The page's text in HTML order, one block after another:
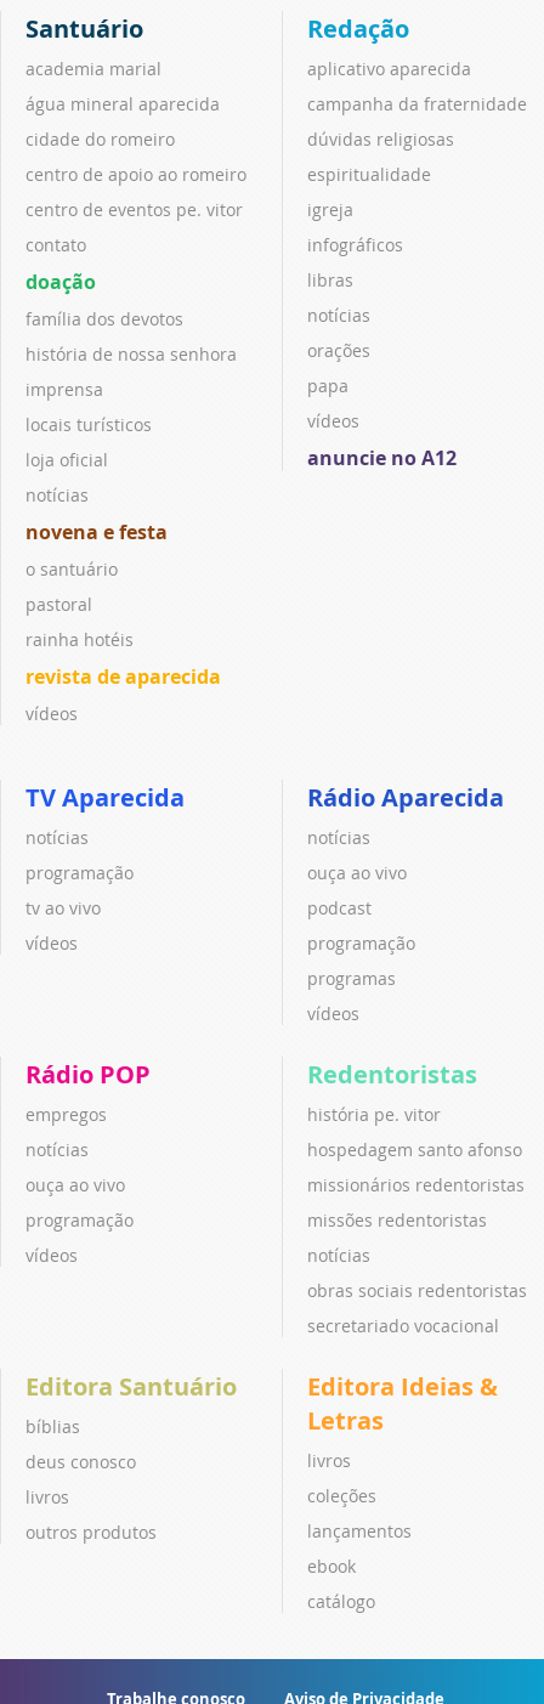
Santuário
academia marial
água mineral aparecida
cidade do romeiro
centro de apoio ao romeiro
centro de eventos pe. vitor
contato
doação
família dos devotos
história de nossa senhora
imprensa
locais turísticos
loja oficial
notícias
novena e festa
o santuário
pastoral
rainha hotéis
revista de aparecida
vídeos
Redação
aplicativo aparecida
campanha da fraternidade
dúvidas religiosas
espiritualidade
igreja
infográficos
libras
notícias
orações
papa
vídeos
anuncie no A12
TV Aparecida
notícias
programação
tv ao vivo
vídeos
Rádio Aparecida
notícias
ouça ao vivo
podcast
programação
programas
vídeos
Rádio POP
empregos
notícias
ouça ao vivo
programação
vídeos
Redentoristas
história pe. vitor
hospedagem santo afonso
missionários redentoristas
missões redentoristas
notícias
obras sociais redentoristas
secretariado vocacional
Editora Santuário
bíblias
deus conosco
livros
outros produtos
Editora Ideias &
Letras
livros
coleções
lançamentos
ebook
catálogo
Trabalhe conosco Aviso de Privacidade